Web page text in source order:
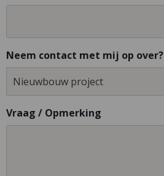
Neem contact met mij op over?
Vraag / Opmerking